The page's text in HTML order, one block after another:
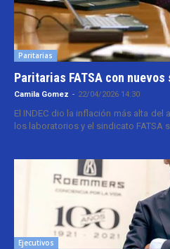
Paritarias
Paritarias FATSA con nuevos
Camila Gomez - 22/04/2026 14:30
El INDEC dio la inflación más alta del
los laboratorios y el sindicato FATSA
Ejecutivos